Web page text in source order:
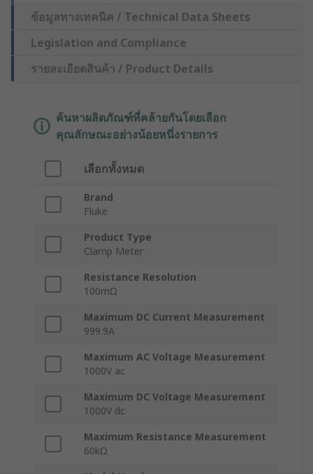
ข้อมูลทางเทคนิค / Technical Data Sheets
Legislation and Compliance
รายละเอียดสินค้า / Product Details
ค้นหาผลิตภัณฑ์ที่คล้ายกันโดยเลือก
คุณลักษณะอย่างน้อยหนึ่งรายการ
เลือกทั้งหมด
Brand
Fluke
Product Type
Clamp Meter
Resistance Resolution
100mΩ
Maximum DC Current Measurement
999.9A
Maximum AC Voltage Measurement
1000V ac
Maximum DC Voltage Measurement
1000V dc
Maximum Resistance Measurement
60kΩ